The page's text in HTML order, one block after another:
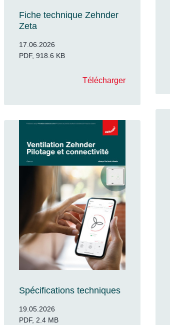
Fiche technique Zehnder
Zeta
17.06.2026
PDF, 918.6 KB
Télécharger
Spécifications techniques
19.05.2026
PDF, 2.4 MB